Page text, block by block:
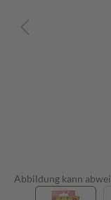
Abbildung kann